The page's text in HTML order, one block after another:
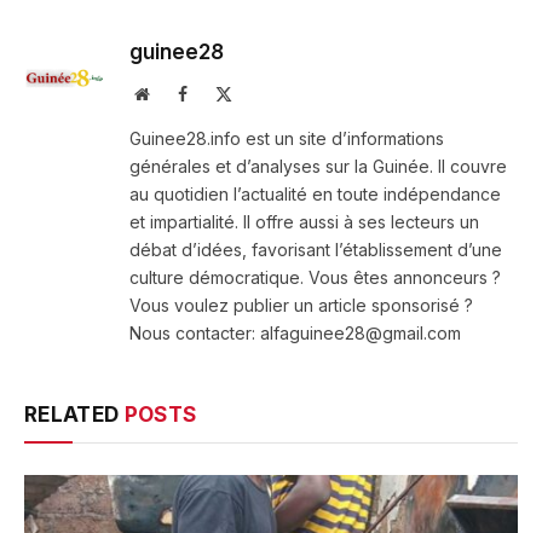
guinee28
WebsiteFacebook
Guinee28.info est un site d’informations
générales et d’analyses sur la Guinée. Il couvre
au quotidien l’actualité en toute indépendance
et impartialité. Il offre aussi à ses lecteurs un
débat d’idées, favorisant l’établissement d’une
culture démocratique. Vous êtes annonceurs ?
Vous voulez publier un article sponsorisé ?
Nous contacter: alfaguinee28@gmail.com
RELATED POSTS